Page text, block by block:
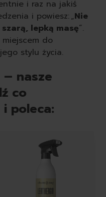
i raz na jakiś
i powiesz: „Nie
lepką masę”.
do
stylu życia.
– nasze
co
poleca: